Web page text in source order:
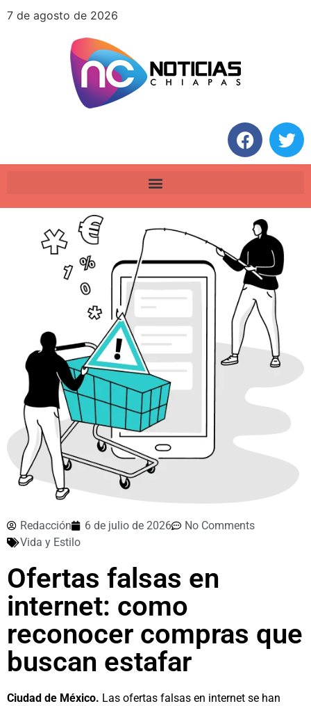
7 de agosto de 2026
Redacción 6 de julio de 2026
No Comments
Vida y Estilo
Ofertas falsas en
internet: como
reconocer compras que
buscan estafar
Ciudad de México. Las ofertas falsas en internet se han